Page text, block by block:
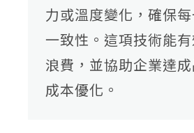
力或溫度變化，確保
一致性。這項技術能
浪費，並協助企業達
成本優化。